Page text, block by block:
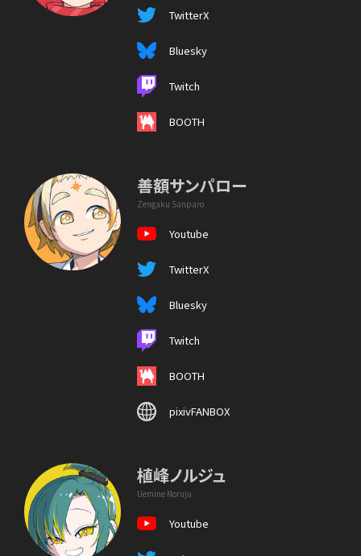
TwitterX
Bluesky
Twitch
BOOTH
善額サンパロー
Zengaku Sanparo
Youtube
TwitterX
Bluesky
Twitch
BOOTH
pixivFANBOX
植峰ノルジュ
Uemine Noruju
Youtube